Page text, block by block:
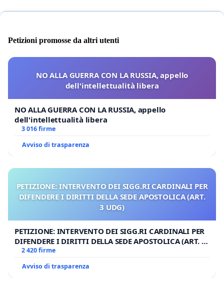
Petizioni promosse da altri utenti
NO ALLA GUERRA CON LA RUSSIA, appello
dell'intellettualità libera
NO ALLA GUERRA CON LA RUSSIA, appello
dell'intellettualità libera
3 016 firme
Avviso di trasparenza
PETIZIONE: INTERVENTO DEI SIGG.RI CARDINALI PER
DIFENDERE I DIRITTI DELLA SEDE APOSTOLICA (ART.
3 UDG)
PETIZIONE: INTERVENTO DEI SIGG.RI CARDINALI PER
DIFENDERE I DIRITTI DELLA SEDE APOSTOLICA (ART. 3
UDG)
2 420 firme
Avviso di trasparenza